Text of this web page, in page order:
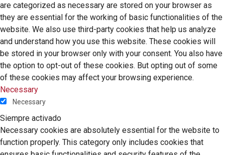
are categorized as necessary are stored on your browser as
they are essential for the working of basic functionalities of the
website. We also use third-party cookies that help us analyze
and understand how you use this website. These cookies will
be stored in your browser only with your consent. You also have
the option to opt-out of these cookies. But opting out of some
of these cookies may affect your browsing experience.
Necessary
Necessary
Siempre activado
Necessary cookies are absolutely essential for the website to
function properly. This category only includes cookies that